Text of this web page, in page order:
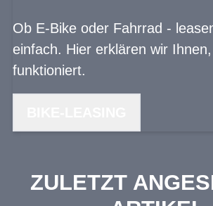
Ob E-Bike oder Fahrrad -
einfach. Hier erklären wir
funktioniert.
ZULETZT